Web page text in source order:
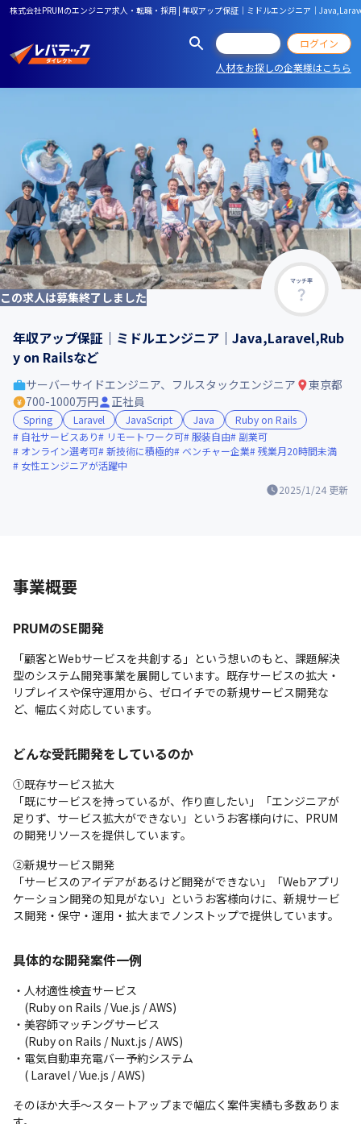
株式会社PRUMのエンジニア求人・転職・採用 | 年収アップ保証│ミドルエンジニア
ログイン
人材をお探しの企業様はこちら
マッチ率
この求人は募集終了しました
年収アップ保証│ミドルエンジニア│Java,Laravel,Rub
y on Railsなど
2025/1/24 更新
サーバーサイドエンジニア、フルスタックエンジニア
東京都
700-1000万円
正社員
Spring Laravel JavaScript Java
Ruby on Rails
自社サービスあり
リモートワーク可 服装自由
副業可
オンライン選考可 新技術に積極的 ベンチャー企業 残業月20時間未満
女性エンジニアが活躍中
事業概要
PRUMのSE開発
「顧客とWebサービスを共創する」という想いのもと、課題解決
型のシステム開発事業を展開しています。既存サービスの拡大・
リプレイスや保守運用から、ゼロイチでの新規サービス開発な
ど、幅広く対応しています。
どんな受託開発をしているのか
①既存サービス拡大
「既にサービスを持っているが、作り直したい」「エンジニアが
足りず、サービス拡大ができない」というお客様向けに、PRUM
の開発リソースを提供しています。
②新規サービス開発
「サービスのアイデアがあるけど開発ができない」「Webアプリ
ケーション開発の知見がない」というお客様向けに、新規サービ
ス開発・保守・運用・拡大までノンストップで提供しています。
具体的な開発案件一例
・人材適性検査サービス
(Ruby on Rails / Vue.js / AWS)
・美容師マッチングサービス
(Ruby on Rails / Nuxt.js / AWS)
・電気自動車充電バー予約システム
( Laravel / Vue.js / AWS)
そのほか大手〜スタートアップまで幅広く案件実績も多数ありま